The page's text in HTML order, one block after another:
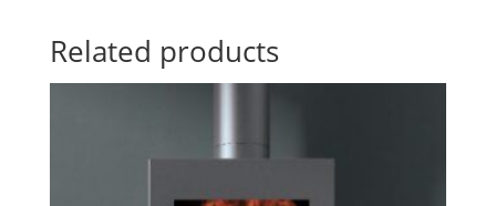
Related products